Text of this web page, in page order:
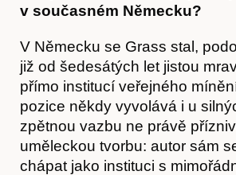
v současném Německu?
V Německu se Grass stal,
již od šedesátých let jistou
přímo institucí veřejného
pozice někdy vyvolává i u
zpětnou vazbu ne právě
uměleckou tvorbu: autor sám
chápat jako instituci s